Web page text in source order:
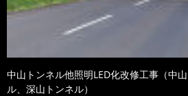
中山トンネル他照明LED化改修工事（中
ル、深山トンネル）